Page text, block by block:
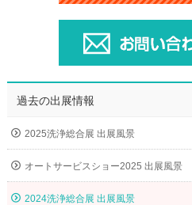
過去の出展情報
2025洗浄総合展 出展風景
オートサービスショー2025 出展風景
2024洗浄総合展 出展風景